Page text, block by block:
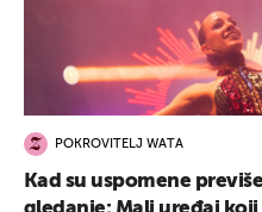
POKROVITELJ WATA
Kad su uspomene